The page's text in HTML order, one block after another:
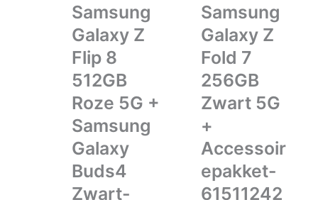
Samsung
Galaxy Z
Flip 8
512GB
Roze 5G +
Samsung
Galaxy
Buds4
Zwart-
Samsung
Galaxy Z
Fold 7
256GB
Zwart 5G
+
Accessoir
epakket-
61511242